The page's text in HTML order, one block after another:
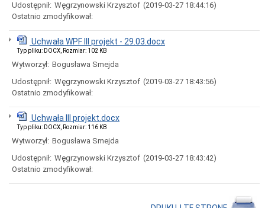
Miejskiej
Składy
komisji
stałych
Rady
Miejskiej
Interpelacje
zapytania
obrad
sesji
Imienne
Udostępnił: Węgrzynowski Krzysztof (2019-03-27 18:44:16)
Ostatnio zmodyfikował:
Uchwała WPF III projekt - 29.03.docx
Typ pliku: DOCX, Rozmiar: 102 KB
Wytworzył: Bogusława Smejda
Udostępnił: Węgrzynowski Krzysztof (2019-03-27 18:43:56)
Ostatnio zmodyfikował:
Uchwała III projekt.docx
Typ pliku: DOCX, Rozmiar: 116 KB
Wytworzył: Bogusława Smejda
Udostępnił: Węgrzynowski Krzysztof (2019-03-27 18:43:42)
Ostatnio zmodyfikował: